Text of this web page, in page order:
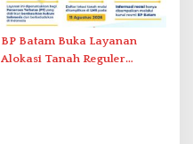
BP Batam Buka Layanan
Alokasi Tanah Reguler